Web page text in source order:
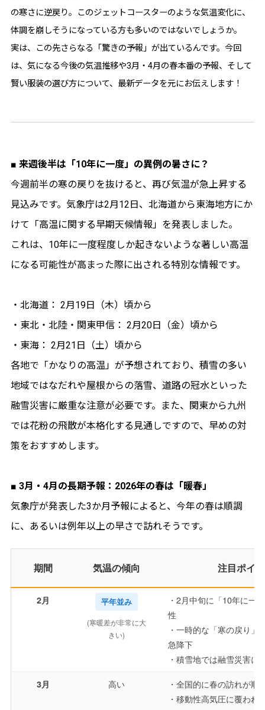
の寒さに逆戻り。このジェットコースターのような気温変化に、
体調を崩しそうになっている方も多いのではないでしょうか。
実は、この先さらなる「驚きの予報」が出ているんです。今回
は、気になる今後の気温推移や3月・4月の春本番の予報、そして
賢い服装の選び方について、最新データを元にお伝えします！
■ 来週後半は「10年に一度」の異例の暑さに？
今週前半の寒の戻りを抜けると、再び気温が急上昇する
見込みです。気象庁は2月12日、北海道から東海地方にか
けて「高温に関する早期天候情報」を発表しました。
これは、10年に一度程度しか起きないような著しい高温
になる可能性が高まった際に出される特別な情報です。
・北海道： 2月19日（木）頃から
・東北・北陸・関東甲信： 2月20日（金）頃から
・東海： 2月21日（土）頃から
各地で「かなりの高温」が予想されており、積雪の多い
地域ではなだれや屋根からの落雪、道路の冠水といった
融雪災害に厳重な注意が必要です。また、関東から九州
では花粉の飛散が本格化する見通しですので、早めの対
策をおすすめします。
■ 3月・4月の長期予報：2026年の春は「暖春」
気象庁が発表した3か月予報によると、今年の春は順調
に、あるいは例年以上の早さで訪れそうです。
期間 気温の傾向 注目ポイ
2月 平年並み
(寒暖差が非常に大
きい)
・2月中旬に「10年に一
性
・一時的な「寒の戻り」
急降下
・積雪地では融雪災害に
3月 高い
・全国的に春の訪れが順
・移動性高気圧に覆われ